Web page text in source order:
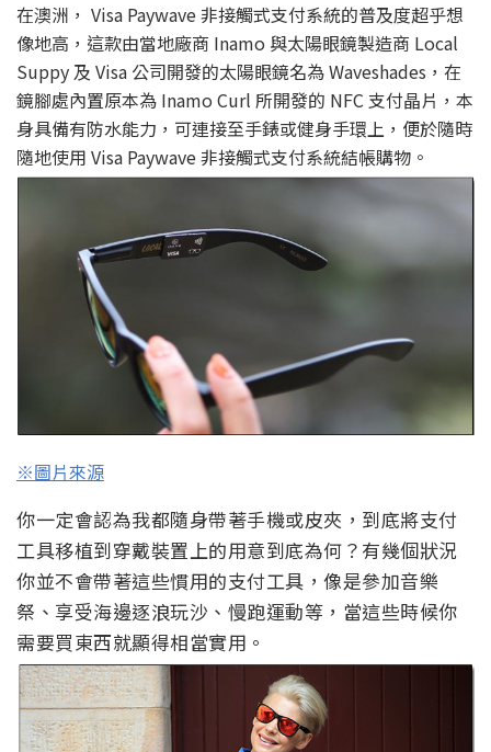
在澳洲， Visa Paywave 非接觸式支付系統的普及度超乎想
像地高，這款由當地廠商 Inamo 與太陽眼鏡製造商 Local
Suppy 及 Visa 公司開發的太陽眼鏡名為 Waveshades，在
鏡腳處內置原本為 Inamo Curl 所開發的 NFC 支付晶片，本
身具備有防水能力，可連接至手錶或健身手環上，便於隨時
隨地使用 Visa Paywave 非接觸式支付系統結帳購物。
※圖片來源
你一定會認為我都隨身帶著手機或皮夾，到底將支付
工具移植到穿戴裝置上的用意到底為何？有幾個狀況
你並不會帶著這些慣用的支付工具，像是參加音樂
祭、享受海邊逐浪玩沙、慢跑運動等，當這些時候你
需要買東西就顯得相當實用。